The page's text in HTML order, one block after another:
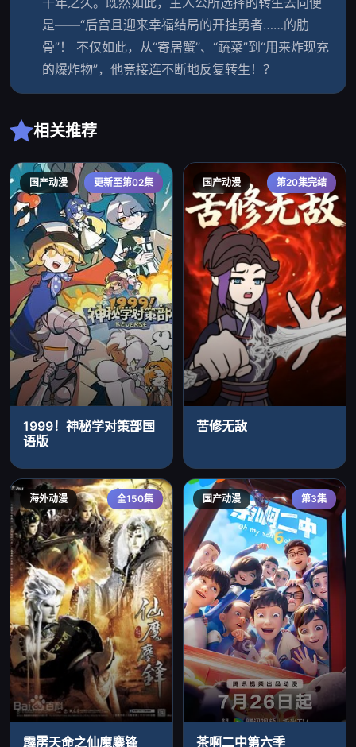
是——“后宫且迎来幸福结局的开挂勇者……的肋
骨”！ 不仅如此，从“寄居蟹”、“蔬菜”到“用来炸现充
的爆炸物”，他竟接连不断地反复转生！？
相关推荐
国产动漫 更新至第02集
1999！神秘学对策部国
语版
国产动漫 第20集完结
苦修无敌
海外动漫 全150集
霹雳天命之仙魔鏖锋
国产动漫 第3集
茶啊二中第六季